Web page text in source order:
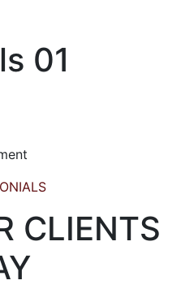
01
CLIENTS